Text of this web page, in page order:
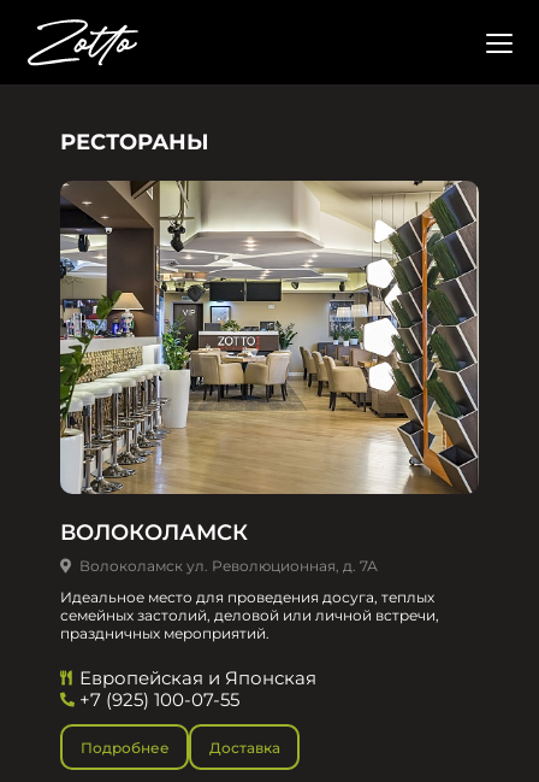
РЕСТОРАНЫ
ВОЛОКОЛАМСК
Волоколамск ул. Революционная, д. 7А
Идеальное место для проведения досуга, теплых
семейных застолий, деловой или личной встречи,
праздничных мероприятий.
Европейская и Японская
+7 (925) 100-07-55
Подробнее Доставка